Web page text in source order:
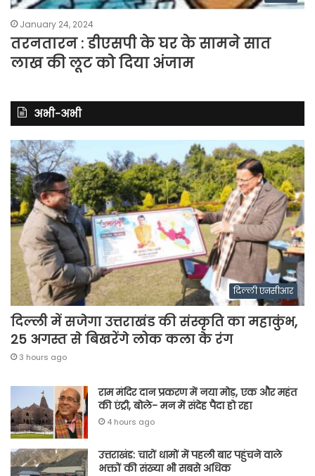
January 24, 2024
तरनतारन : डीएसपी के घर के सामने सात
लाख की लूट को दिया अंजाम
अभी-अभी
दिल्ली एनसीआर
दिल्ली में सजेगा उत्तराखंड की संस्कृति का महाकुंभ,
25 अगस्त से बिखरेंगे लोक कला के रंग
3 hours ago
राम मंदिर दान प्रकरण में नया मोड़, एक और महंत
की एंट्री, बोले- मन में संदेह पैदा हो रहा
4 hours ago
उत्तराखंड: चारों धामों में पहली बार पहुंचने वाले
भक्तों की संख्या भी सबसे अधिक